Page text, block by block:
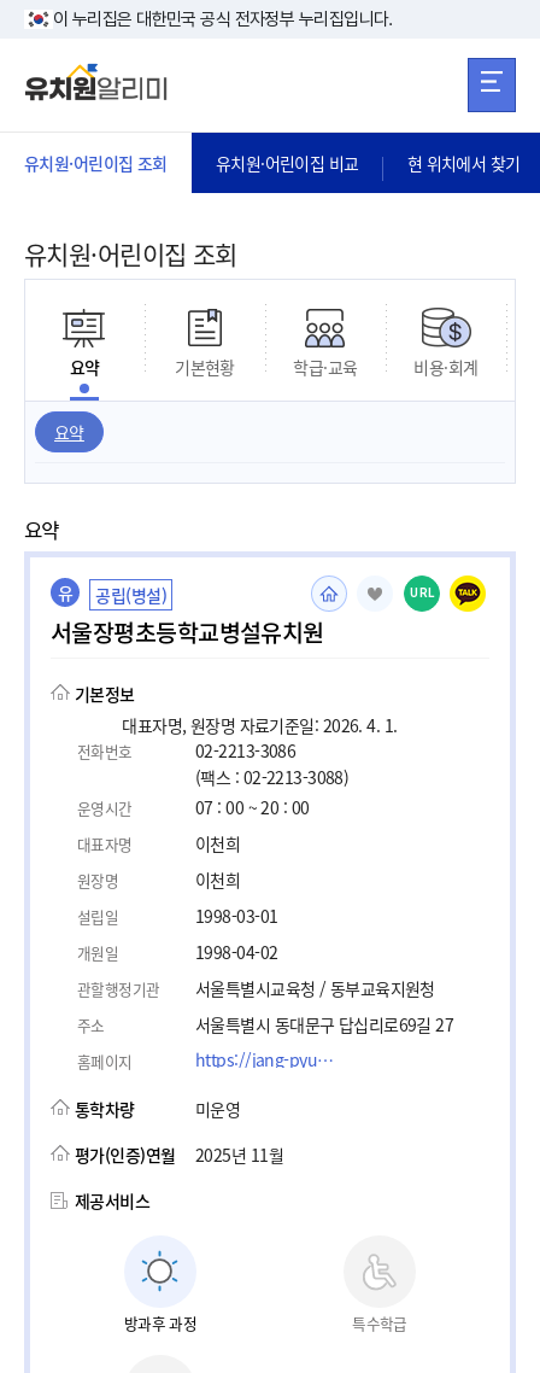
본문 바로가기
이 누리집은 대한민국 공식 전자정부 누리집입니다.
유치원·어린이집 조회 유치원·어린이집 비교 현 위치에서 찾기
유치원·어린이집 조회
요약 기본현황 학급·교육 비용·회계
요약
요약
유 공립(병설)
서울장평초등학교병설유치원
URL
기본정보
대표자명, 원장명 자료기준일: 2026. 4. 1.
전화번호
02-2213-3086
(팩스 : 02-2213-3088)
운영시간 07 : 00 ~ 20 : 00
대표자명 이천희
원장명 이천희
설립일 1998-03-01
개원일 1998-04-02
관할행정기관 서울특별시교육청 / 동부교육지원청
주소 서울특별시 동대문구 답십리로69길 27
홈페이지 https://jang-pyung.sen.es.kr/
통학차량
미운영
평가(인증)연월
2025년 11월
제공서비스
방과후 과정 특수학급